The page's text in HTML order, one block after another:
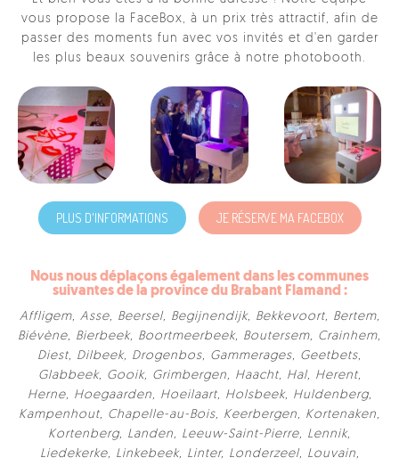
vous propose la FaceBox, à un prix très attractif, afin de
passer des moments fun avec vos invités et d'en garder
les plus beaux souvenirs grâce à notre photobooth.
PLUS D'INFORMATIONS JE RÉSERVE MA FACEBOX
Nous nous déplaçons également dans les communes
suivantes de la province du Brabant Flamand :
Affligem, Asse, Beersel, Begijnendijk, Bekkevoort, Bertem,
Biévène, Bierbeek, Boortmeerbeek, Boutersem, Crainhem,
Diest, Dilbeek, Drogenbos, Gammerages, Geetbets,
Glabbeek, Gooik, Grimbergen, Haacht, Hal, Herent,
Herne, Hoegaarden, Hoeilaart, Holsbeek, Huldenberg,
Kampenhout, Chapelle-au-Bois, Keerbergen, Kortenaken,
Kortenberg, Landen, Leeuw-Saint-Pierre, Lennik,
Liedekerke, Linkebeek, Linter, Londerzeel, Louvain,